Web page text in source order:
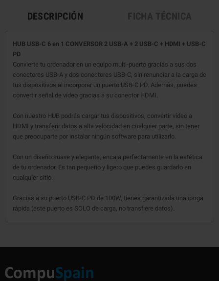
DESCRIPCIÓN
HUB USB-C 6 en 1 CONVERSOR 2 USB-A + 2 USB-C + HDMI + USB-C
PD
Convierte tu ordenador en un equipo multi-puerto gracias a sus dos
conectores USB-A y dos conectores USB-C, sin renunciar a la carga de
tus dispositivos al incorporar un puerto USB-C PD. Además, puedes
convertir señal de vídeo gracias a su conector HDMI.
Con nuestro HUB podrás cargar tus dispositivos, convertir vídeo a
HDMI y transferir datos a alta velocidad en cualquier parte, sin tener
que preocuparte por instalar ningún software para utilizarlo.
Con un diseño suave y elegante, encaja perfectamente en la estética
de tu ordenador. Es tan pequeño y ligero que puedes guardarlo en
cualquier sitio.
Gracias a su puerto USB-C PD de 100W, tienes garantizada una carga
rápida (este puerto es SOLO de carga, no transfiere datos).